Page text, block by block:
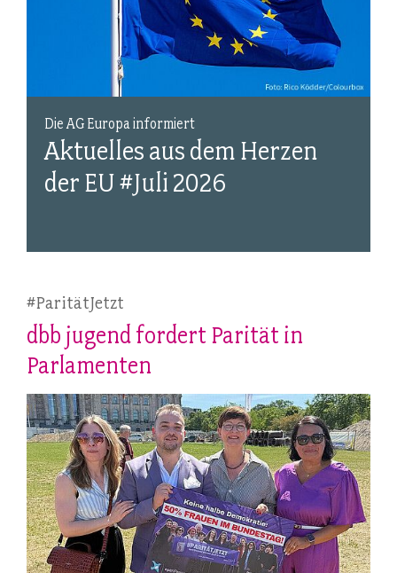
Die AG Europa informiert
Aktuelles aus dem Herzen
der EU #Juli 2026
#ParitätJetzt
dbb jugend fordert Parität in
Parlamenten